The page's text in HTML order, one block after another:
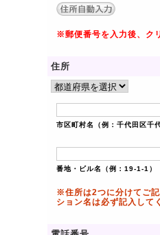
※郵便番号を入力後、ク
住所
市区町村名（例：千代田区千代
番地・ビル名（例：19-1-1）
※住所は2つに分けてご
ション名は必ず記入して